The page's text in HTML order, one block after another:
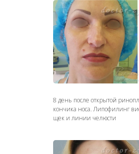
8 день после открытой
кончика носа. Липофилинг
щек и линии челюсти